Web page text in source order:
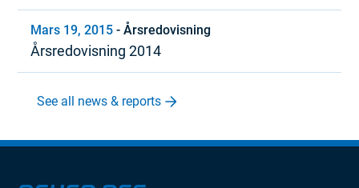
Mars 19, 2015 -Årsredovisning
Årsredovisning 2014
See all news & reports